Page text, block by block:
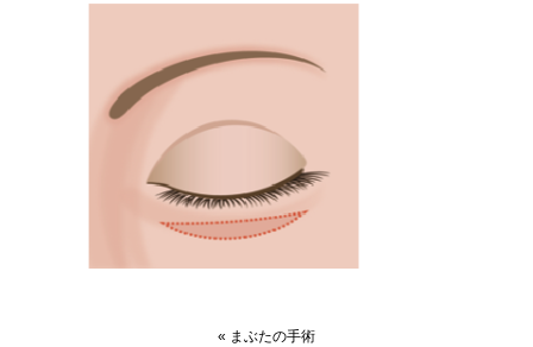
« まぶたの手術